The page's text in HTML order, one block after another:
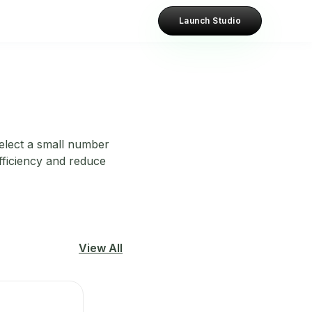
Launch Studio
a small number
and reduce
View All